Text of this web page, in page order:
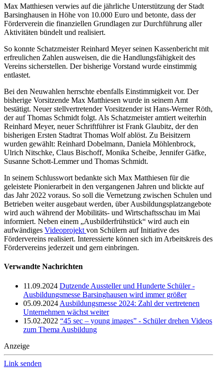
Max Matthiesen verwies auf die jährliche Unterstützung der Stadt
Barsinghausen in Höhe von 10.000 Euro und betonte, dass der
Förderverein die finanziellen Grundlagen zur Durchführung aller
Aktivitäten bündelt und realisiert.
So konnte Schatzmeister Reinhard Meyer seinen Kassenbericht mit
erfreulichen Zahlen ausweisen, die die Handlungsfähigkeit des
Vereins sicherstellen. Der bisherige Vorstand wurde einstimmig
entlastet.
Bei den Neuwahlen herrschte ebenfalls Einstimmigkeit vor. Der
bisherige Vorsitzende Max Matthiesen wurde in seinem Amt
bestätigt. Neuer stellvertretender Vorsitzender ist Hans-Werner Röth,
der auf Thomas Schmidt folgt. Als Schatzmeister amtiert weiterhin
Reinhard Meyer, neuer Schriftführer ist Frank Glaubitz, der den
bisherigen Ersten Stadtrat Thomas Wolf ablöst. Zu Beisitzern
wurden gewählt: Reinhard Dobelmann, Daniela Möhlenbrock,
Ulrich Nitschke, Claus Bischoff, Monika Scheibe, Jennifer Gäfke,
Susanne Schott-Lemmer und Thomas Schmidt.
In seinem Schlusswort bedankte sich Max Matthiesen für die
geleistete Pionierarbeit in den vergangenen Jahren und blickte auf
das Jahr 2022 voraus. So soll die Vernetzung zwischen Schulen und
Betrieben weiter ausgebaut werden, über Ausbildungsplatzangebote
wird auch während der Mobilitäts- und Wirtschaftsschau im Mai
informiert. Neben einem „Ausbilderfrühstück“ wird auch ein
aufwändiges Videoprojekt von Schülern auf Initiative des
Fördervereins realisiert. Interessierte können sich im Arbeitskreis des
Fördervereins jederzeit und gern einbringen.
Verwandte Nachrichten
11.09.2024 Dutzende Aussteller und Hunderte Schüler -
Ausbildungsmesse Barsinghausen wird immer größer
05.09.2024 Ausbildungsmesse 2024: Zahl der vertretenen
Unternehmen wächst weiter
15.02.2022 “45 sec – young images” - Schüler drehen Videos
zum Thema Ausbildung
Anzeige
Link senden